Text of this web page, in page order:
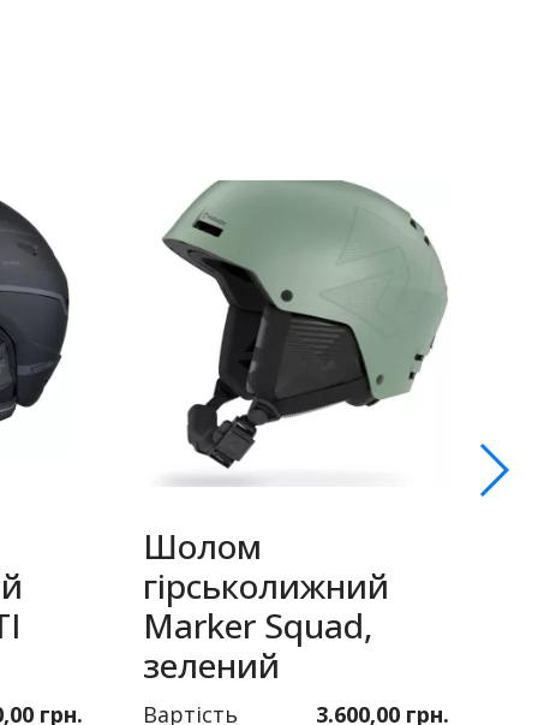
грн.
Шолом
гірськолижний
Marker Squad,
зелений
Вартість 3.600,00 грн.